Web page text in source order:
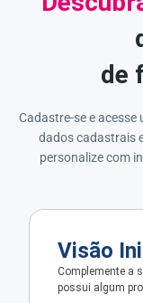
de
Cadastre-se e
dados cadastrais
personalize com
Visão
Complemente a
possui algum